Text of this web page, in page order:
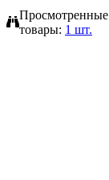
Просмотренные
товары: 1 шт.